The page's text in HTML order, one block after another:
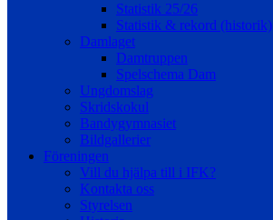
Statistik 25/26
Statistik & rekord (historik)
Damlaget
Damtruppen
Spelschema Dam
Ungdomslag
Skridskokul
Bandygymnasiet
Bildgallerier
Föreningen
Vill du hjälpa till i IFK?
Kontakta oss
Styrelsen